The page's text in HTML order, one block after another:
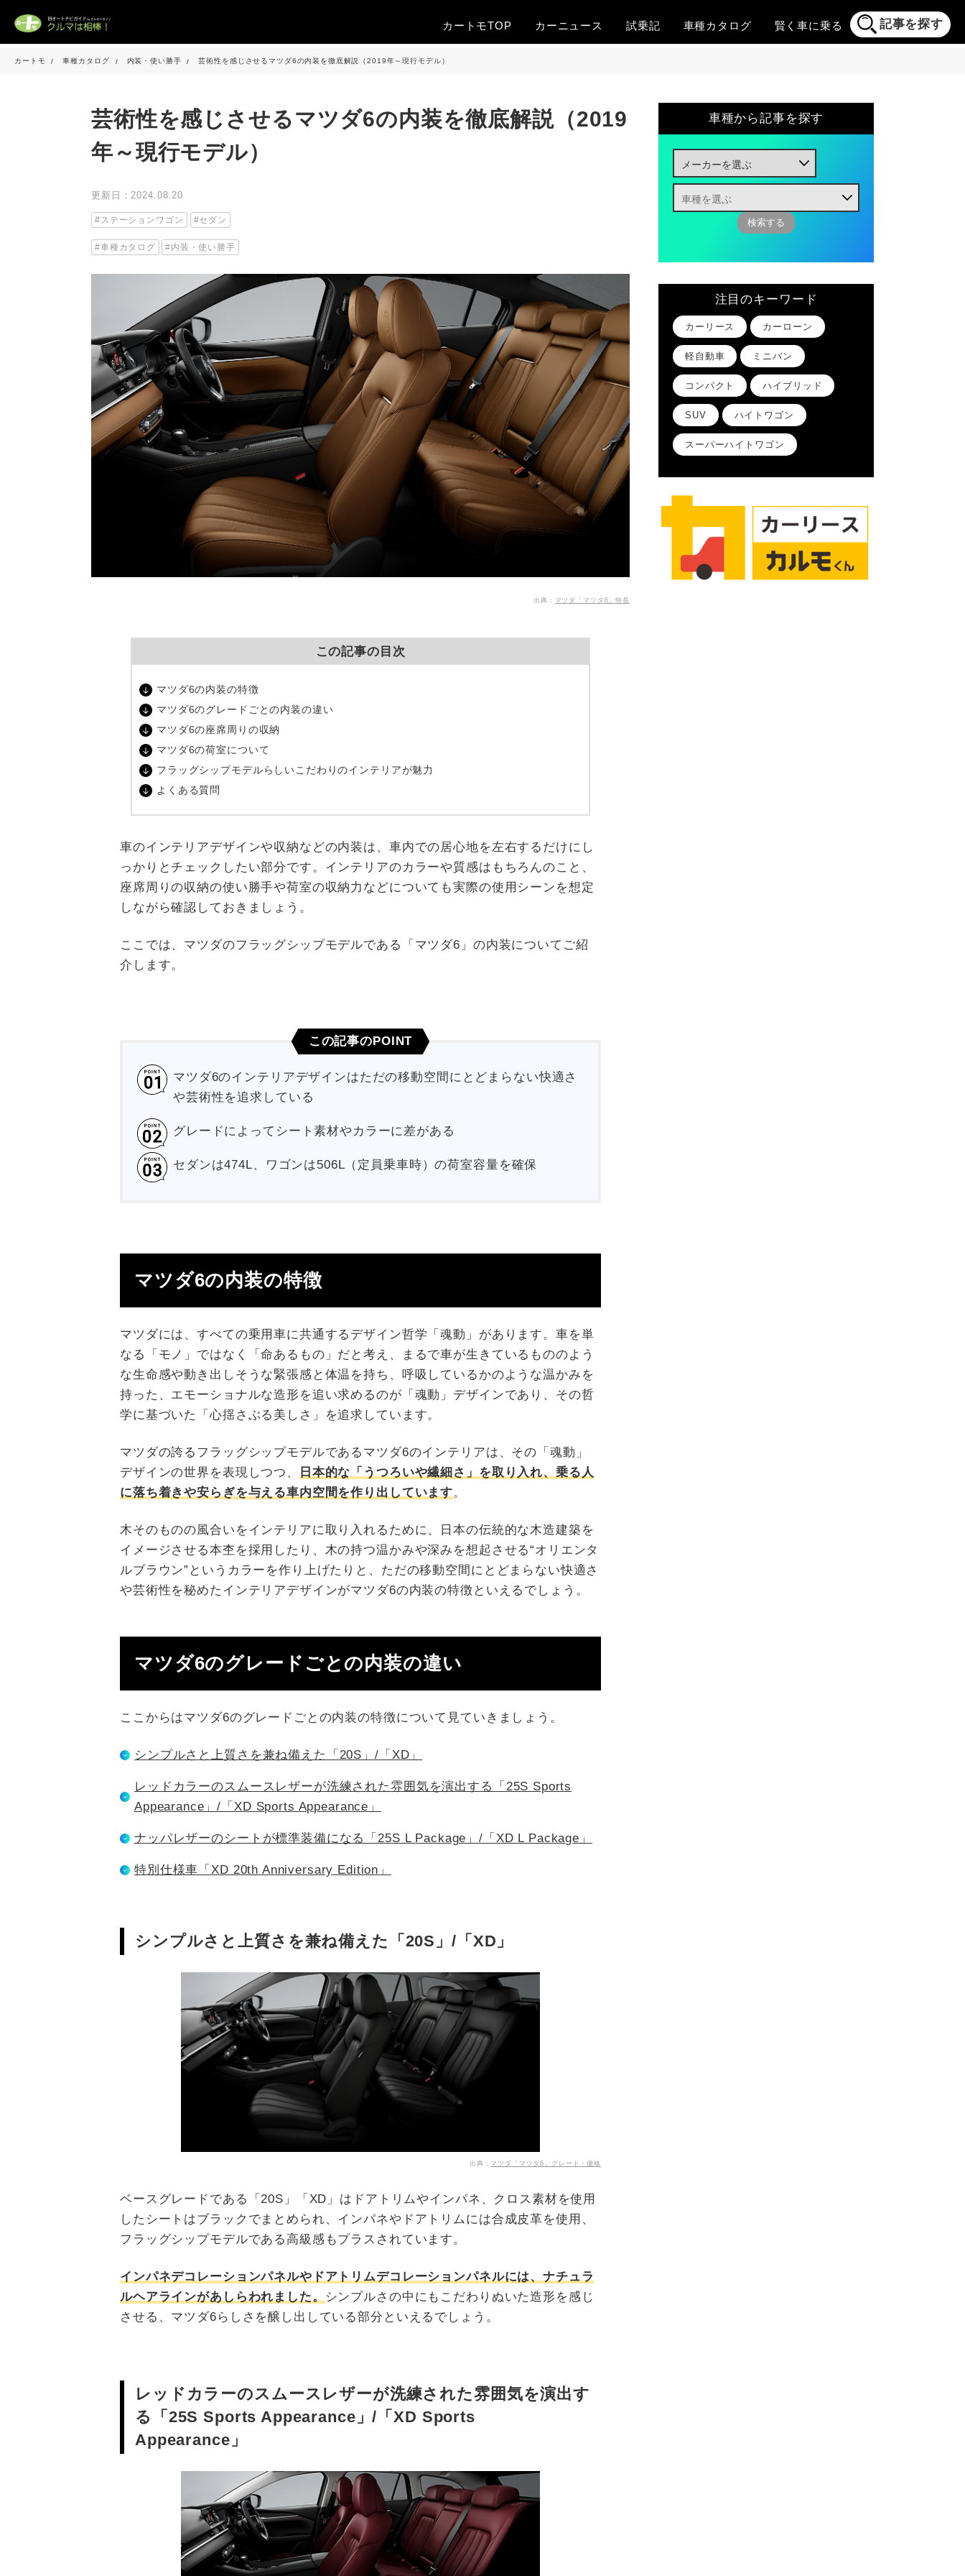
カートモTOP カーニュース 試乗記 車種カタログ 賢く車に乗る 記事を探す
カートモ 車種カタログ 内装・使い勝手 芸術性を感じさせるマツダ6の内装を徹底解説（2019年～現行モデル）
芸術性を感じさせるマツダ6の内装を徹底解説（2019
年～現行モデル）
更新日：2024.08.20
ステーションワゴン セダン
車種カタログ 内装・使い勝手
出典： マツダ「マツダ6」特長
この記事の目次
マツダ6の内装の特徴
マツダ6のグレードごとの内装の違い
マツダ6の座席周りの収納
マツダ6の荷室について
フラッグシップモデルらしいこだわりのインテリアが魅力
よくある質問
車のインテリアデザインや収納などの内装は、車内での居心地を左右するだけにし
っかりとチェックしたい部分です。インテリアのカラーや質感はもちろんのこと、
座席周りの収納の使い勝手や荷室の収納力などについても実際の使用シーンを想定
しながら確認しておきましょう。
ここでは、マツダのフラッグシップモデルである「マツダ6」の内装についてご紹
介します。
この記事のPOINT
マツダ6のインテリアデザインはただの移動空間にとどまらない快適さ
や芸術性を追求している
グレードによってシート素材やカラーに差がある
セダンは474L、ワゴンは506L（定員乗車時）の荷室容量を確保
マツダ6の内装の特徴
マツダには、すべての乗用車に共通するデザイン哲学「魂動」があります。車を単
なる「モノ」ではなく「命あるもの」だと考え、まるで車が生きているもののよう
な生命感や動き出しそうな緊張感と体温を持ち、呼吸しているかのような温かみを
持った、エモーショナルな造形を追い求めるのが「魂動」デザインであり、その哲
学に基づいた「心揺さぶる美しさ」を追求しています。
マツダの誇るフラッグシップモデルであるマツダ6のインテリアは、その「魂動」
デザインの世界を表現しつつ、
日本的な「うつろいや繊細さ」を取り入れ、乗る人
に落ち着きや安らぎを与える車内空間を作り出しています。
木そのものの風合いをインテリアに取り入れるために、日本の伝統的な木造建築を
イメージさせる本杢を採用したり、木の持つ温かみや深みを想起させる“オリエンタ
ルブラウン”というカラーを作り上げたりと、ただの移動空間にとどまらない快適さ
や芸術性を秘めたインテリアデザインがマツダ6の内装の特徴といえるでしょう。
マツダ6のグレードごとの内装の違い
ここからはマツダ6のグレードごとの内装の特徴について見ていきましょう。
シンプルさと上質さを兼ね備えた「20S」/「XD」
レッドカラーのスムースレザーが洗練された雰囲気を演出する「25S Sports
Appearance」/「XD Sports Appearance」
ナッパレザーのシートが標準装備になる「25S L Package」/「XD L Package」
特別仕様車「XD 20th Anniversary Edition」
シンプルさと上質さを兼ね備えた「20S」/「XD」
出典： マツダ「マツダ6」グレード・価格
ベースグレードである「20S」「XD」はドアトリムやインパネ、クロス素材を使用
したシートはブラックでまとめられ、インパネやドアトリムには合成皮革を使用、
フラッグシップモデルである高級感もプラスされています。
インパネデコレーションパネルやドアトリムデコレーションパネルには、ナチュラ
ルヘアラインがあしらわれました。
シンプルさの中にもこだわりぬいた造形を感じ
させる、マツダ6らしさを醸し出している部分といえるでしょう。
レッドカラーのスムースレザーが洗練された雰囲気を演出す
る「25S Sports Appearance」/「XD Sports
Appearance」
車種から記事を探す
注目のキーワード
カーリース カーローン
軽自動車 ミニバン
コンパクト ハイブリッド
SUV ハイトワゴン
スーパーハイトワゴン